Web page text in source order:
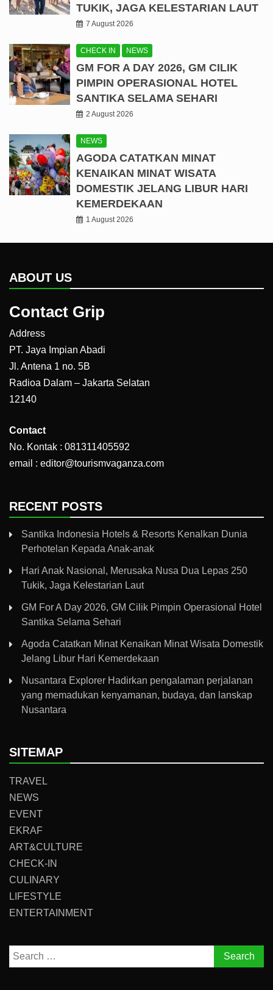
TUKIK, JAGA KELESTARIAN LAUT
7 August 2026
CHECK IN NEWS
GM FOR A DAY 2026, GM CILIK
PIMPIN OPERASIONAL HOTEL
SANTIKA SELAMA SEHARI
2 August 2026
NEWS
AGODA CATATKAN MINAT
KENAIKAN MINAT WISATA
DOMESTIK JELANG LIBUR HARI
KEMERDEKAAN
1 August 2026
ABOUT US
Contact Grip
Address
PT. Jaya Impian Abadi
Jl. Antena 1 no. 5B
Radioa Dalam – Jakarta Selatan
12140
Contact
No. Kontak : 081311405592
email : editor@tourismvaganza.com
RECENT POSTS
Santika Indonesia Hotels & Resorts Kenalkan Dunia
Perhotelan Kepada Anak-anak
Hari Anak Nasional, Merusaka Nusa Dua Lepas 250
Tukik, Jaga Kelestarian Laut
GM For A Day 2026, GM Cilik Pimpin Operasional Hotel
Santika Selama Sehari
Agoda Catatkan Minat Kenaikan Minat Wisata Domestik
Jelang Libur Hari Kemerdekaan
Nusantara Explorer Hadirkan pengalaman perjalanan
yang memadukan kenyamanan, budaya, dan lanskap
Nusantara
SITEMAP
TRAVEL
NEWS
EVENT
EKRAF
ART&CULTURE
CHECK-IN
CULINARY
LIFESTYLE
ENTERTAINMENT
Search
for: